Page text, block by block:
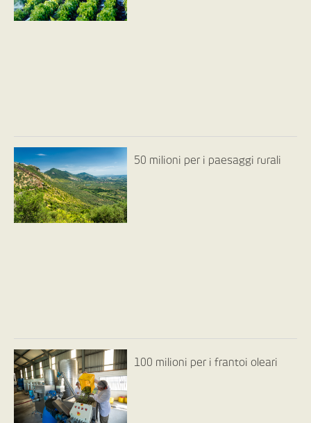
50 milioni per i paesaggi rurali
100 milioni per i frantoi oleari